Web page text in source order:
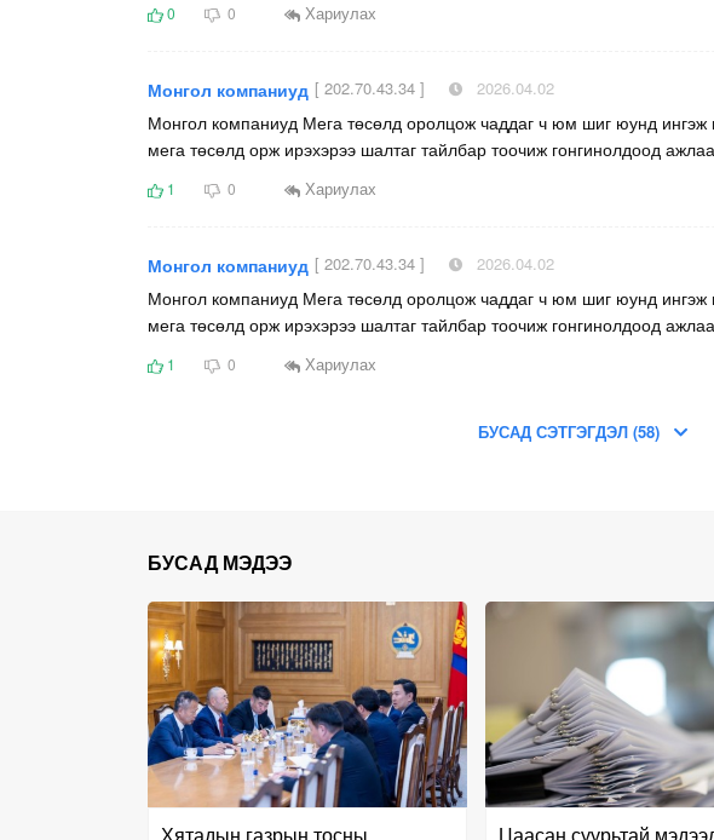
0 0 Хариулах
Монгол компаниуд [ 202.70.43.34 ] 2026.04.02
Монгол компаниуд Мега төсөлд оролцож чаддаг ч юм шиг юунд
мега төсөлд орж ирэхэрээ шалтаг тайлбар тоочиж гонгинолдоод
1 0 Хариулах
Монгол компаниуд [ 202.70.43.34 ] 2026.04.02
Монгол компаниуд Мега төсөлд оролцож чаддаг ч юм шиг юунд
мега төсөлд орж ирэхэрээ шалтаг тайлбар тоочиж гонгинолдоод
1 0 Хариулах
БУСАД СЭТГЭГДЭЛ (58)
БУСАД МЭДЭЭ
Хятадын газрын тосны Цаасан суурьтай